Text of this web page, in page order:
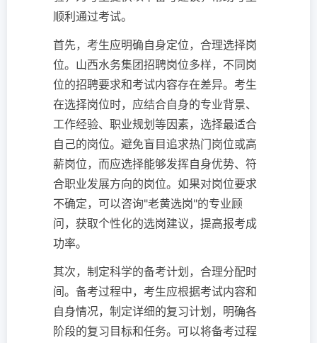
顺利通过考试。
首先，考生应明确自身定位，合理选择岗
位。山西水务集团招聘岗位多样，不同岗
位的招聘要求和考试内容存在差异。考生
在选择岗位时，应结合自身的专业背景、
工作经验、职业规划等因素，选择最适合
自己的岗位。避免盲目追求热门岗位或高
薪岗位，而应选择能够发挥自身优势、符
合职业发展方向的岗位。如果对岗位要求
不确定，可以咨询"老黄选岗"的专业顾
问，获取个性化的选岗建议，提高报考成
功率。
其次，制定科学的备考计划，合理分配时
间。备考过程中，考生应根据考试内容和
自身情况，制定详细的复习计划，明确各
阶段的复习目标和任务。可以将备考过程